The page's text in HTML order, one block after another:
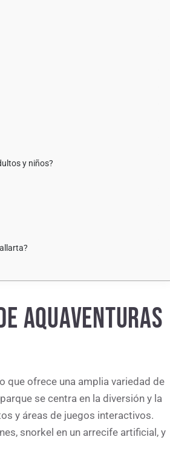
y niños?
AQUAVENTURAS
que ofrece una amplia variedad de
se centra en la diversión y la
y áreas de juegos interactivos.
snorkel en un arrecife artificial, y